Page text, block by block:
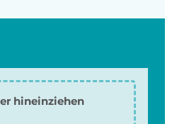
hineinziehen